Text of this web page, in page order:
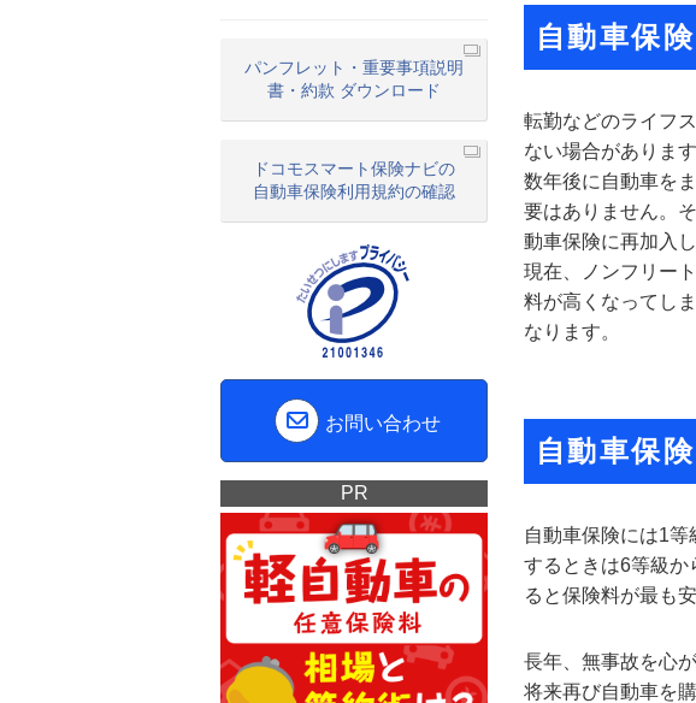
パンフレット・重要事項説明
書・約款 ダウンロード
ドコモスマート保険ナビの
自動車保険利用規約の確認
お問い合わせ
PR
自動車保
転勤などのライフ
ない場合があります
数年後に自動車を
要はありません。
動車保険に再加入し
現在、ノンフリー
料が高くなってし
なります。
自動車保
自動車保険には1
するときは6等級か
ると保険料が最も
長年、無事故を心
将来再び自動車を